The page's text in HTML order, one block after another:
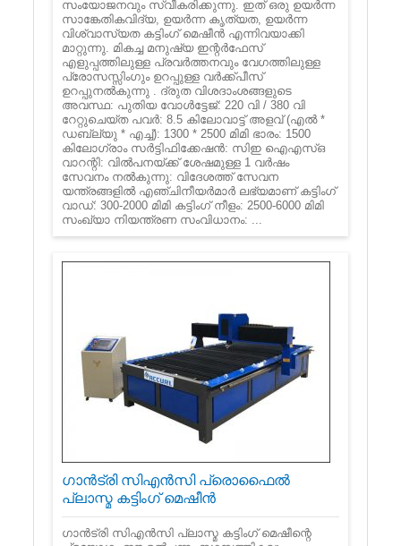
സംയോജനവും സ്വീകരിക്കുന്നു. ഇത് ഒരു ഉയർന്ന
സാങ്കേതികവിദ്യ, ഉയർന്ന കൃത്യത, ഉയർന്ന
വിശ്വാസ്യത കട്ടിംഗ് മെഷീൻ എന്നിവയാക്കി
മാറ്റുന്നു. മികച്ച മനുഷ്യ ഇന്റർഫേസ്
എളുപ്പത്തിലുള്ള പ്രവർത്തനവും വേഗത്തിലുള്ള
പ്രോസസ്സിംഗും ഉറപ്പുള്ള വർക്ക്പീസ്
ഉറപ്പുനൽകുന്നു . ദ്രുത വിശദാംശങ്ങളുടെ
അവസ്ഥ: പുതിയ വോൾട്ടേജ്: 220 വി / 380 വി
റേറ്റുചെയ്ത പവർ: 8.5 കിലോവാട്ട് അളവ് (എൽ *
ഡബ്ല്യു * എച്ച്): 1300 * 2500 മിമി ഭാരം: 1500
കിലോഗ്രാം സർട്ടിഫിക്കേഷൻ: സിഇ ഐ‌എസ്ഒ
വാറന്റി: വിൽ‌പനയ്ക്ക് ശേഷമുള്ള 1 വർഷം
സേവനം നൽകുന്നു: വിദേശത്ത് സേവന
യന്ത്രങ്ങളിൽ എഞ്ചിനീയർമാർ ലഭ്യമാണ് കട്ടിംഗ്
വാഡ്: 300-2000 മിമി കട്ടിംഗ് നീളം: 2500-6000 മിമി
സംഖ്യാ നിയന്ത്രണ സംവിധാനം: ...
ഗാൻട്രി സി‌എൻ‌സി പ്രൊഫൈൽ
പ്ലാസ്മ കട്ടിംഗ് മെഷീൻ
ഗാൻട്രി സി‌എൻ‌സി പ്ലാസ്മ കട്ടിംഗ് മെഷീന്റെ